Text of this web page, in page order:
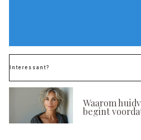
Interessant?
Waarom
begint